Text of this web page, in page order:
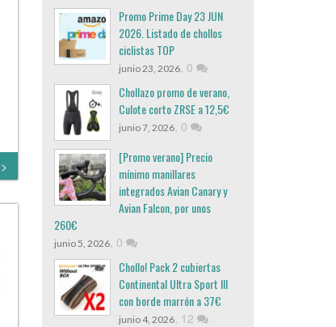
Promo Prime Day 23 JUN
2026. Listado de chollos
ciclistas TOP
junio 23, 2026, 0
Chollazo promo de verano,
Culote corto ZRSE a 12,5€
junio 7, 2026, 0
[Promo verano] Precio
mínimo manillares
integrados Avian Canary y
Avian Falcon, por unos
260€
junio 5, 2026, 0
Chollo! Pack 2 cubiertas
Continental Ultra Sport III
con borde marrón a 37€
junio 4, 2026, 12